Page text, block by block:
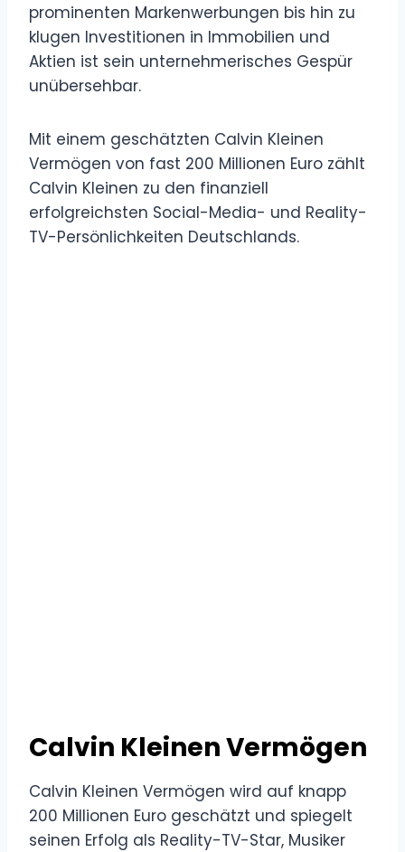
prominenten Markenwerbungen bis hin zu
klugen Investitionen in Immobilien und
Aktien ist sein unternehmerisches Gespür
unübersehbar.
Mit einem geschätzten Calvin Kleinen
Vermögen von fast 200 Millionen Euro zählt
Calvin Kleinen zu den finanziell
erfolgreichsten Social-Media- und Reality-
TV-Persönlichkeiten Deutschlands.
Calvin Kleinen Vermögen
Calvin Kleinen Vermögen wird auf knapp
200 Millionen Euro geschätzt und spiegelt
seinen Erfolg als Reality-TV-Star, Musiker